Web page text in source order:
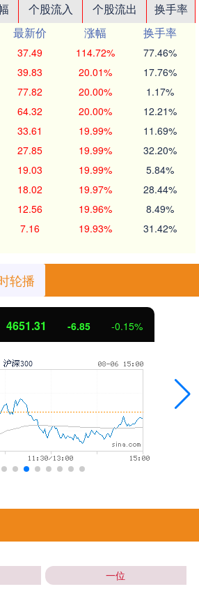
个股流入 个股流出
换手率
最新价 涨幅
换手率
37.49 114.72% 77.46%
39.83 20.01% 17.76%
77.82 20.00% 1.17%
64.32 20.00% 12.21%
33.61 19.99% 11.69%
27.85 19.99% 32.20%
19.03 19.99% 5.84%
18.02 19.97% 28.44%
12.56 19.96% 8.49%
7.16 19.93% 31.42%
轮播
4651.31 -6.85 -0.15%
一位